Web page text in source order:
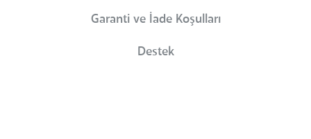
Garanti ve İade Koşulları
Destek